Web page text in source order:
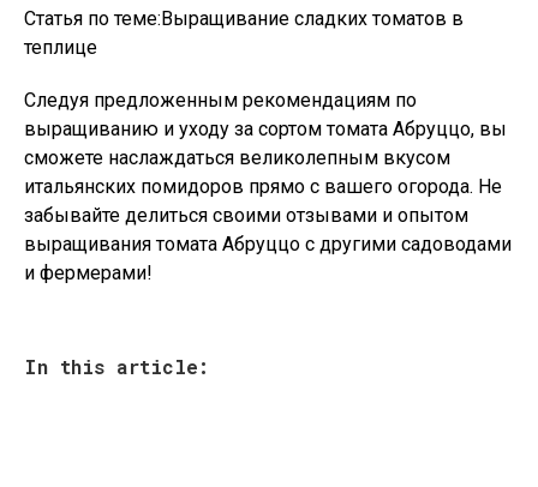
Статья по теме:Выращивание сладких томатов в
теплице
Следуя предложенным рекомендациям по
выращиванию и уходу за сортом томата Абруццо, вы
сможете наслаждаться великолепным вкусом
итальянских помидоров прямо с вашего огорода. Не
забывайте делиться своими отзывами и опытом
выращивания томата Абруццо с другими садоводами
и фермерами!
In this article: